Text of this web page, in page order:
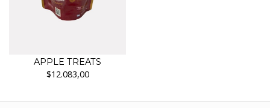
APPLE TREATS
$12.083,00